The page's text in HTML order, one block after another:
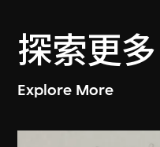
探索更多
Explore More